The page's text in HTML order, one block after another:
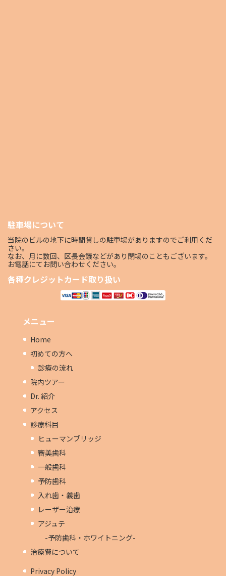
駐車場について
当院のビルの地下に時間貸しの駐車場がありますのでご利用くだ
さい。
なお、月に数回、区長会議などがあり閉場のこともございます。
お電話にてお問い合わせください。
各種クレジットカード取り扱い
メニュー
Home
初めての方へ
診療の流れ
院内ツアー
Dr. 紹介
アクセス
診療科目
ヒューマンブリッジ
審美歯科
一般歯科
予防歯科
入れ歯・義歯
レーザー治療
アジュテ
-予防歯科・ホワイトニング-
治療費について
Privacy Policy